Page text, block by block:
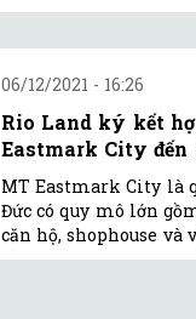
06/12/2021 - 16:26
Rio Land ký kết
Eastmark City đến
MT Eastmark City là
Đức có quy mô lớn
căn hộ, shophouse và